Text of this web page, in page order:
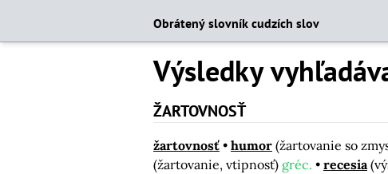
Obrátený slovník cudzích slov
Výsledky
ŽARTOVNOSŤ
žartovnosť humor (žartovanie so
(žartovanie, vtipnosť) gréc. recesia